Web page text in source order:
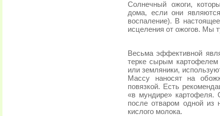
Солнечный ожоги,
дома, если они
воспаление). В
исцеления от ожогов. Мы
Весьма эффективной
терке сырым картофелем
или земляники,
Массу наносят на
повязкой. Есть
«в мундире» картофеля.
после отваром одной из
кислого молока.